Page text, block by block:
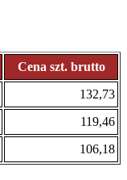
Cena szt. brutto
132,73
119,46
106,18